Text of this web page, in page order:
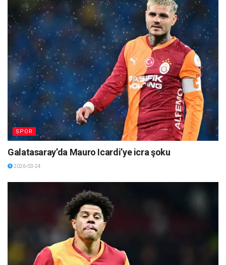
SPOR
Galatasaray’da Mauro Icardi’ye icra şoku
2026-03-24